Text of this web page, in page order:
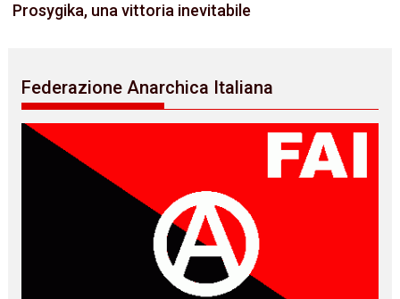
Prosygika, una vittoria inevitabile
Federazione Anarchica Italiana